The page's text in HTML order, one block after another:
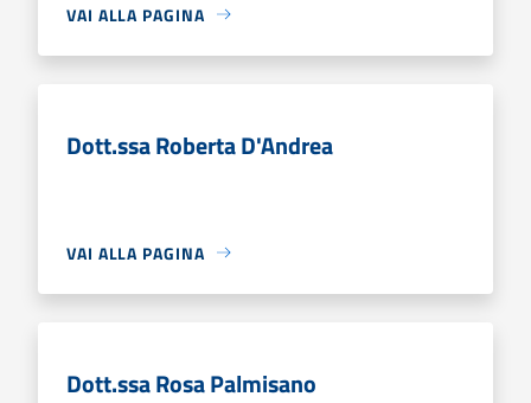
VAI ALLA PAGINA
Dott.ssa Roberta D'Andrea
VAI ALLA PAGINA
Dott.ssa Rosa Palmisano